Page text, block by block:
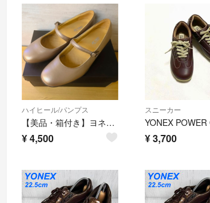
ハイヒール/パンプス
【美品・箱付き】ヨネックス パワークッション LB-02 パンプス 23.0cm シャンパン
¥4,500
スニーカー
¥3,700